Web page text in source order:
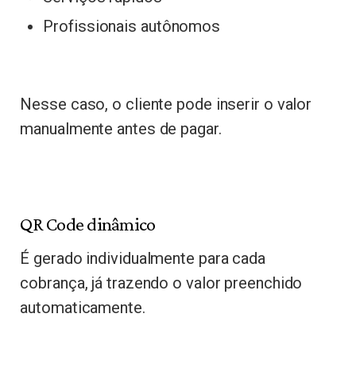
Profissionais autônomos
Nesse caso, o cliente pode inserir o valor
manualmente antes de pagar.
QR Code dinâmico
É gerado individualmente para cada
cobrança, já trazendo o valor preenchido
automaticamente.